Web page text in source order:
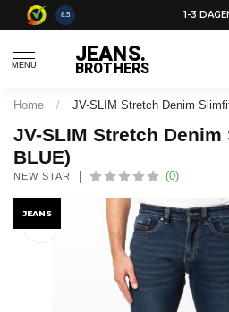
8.5 1-3
MENU JEANS.
BROTHERS
Home / JV-SLIM Stretch Denim
JV-SLIM Stretch
BLUE)
NEW STAR (0)
JEANS